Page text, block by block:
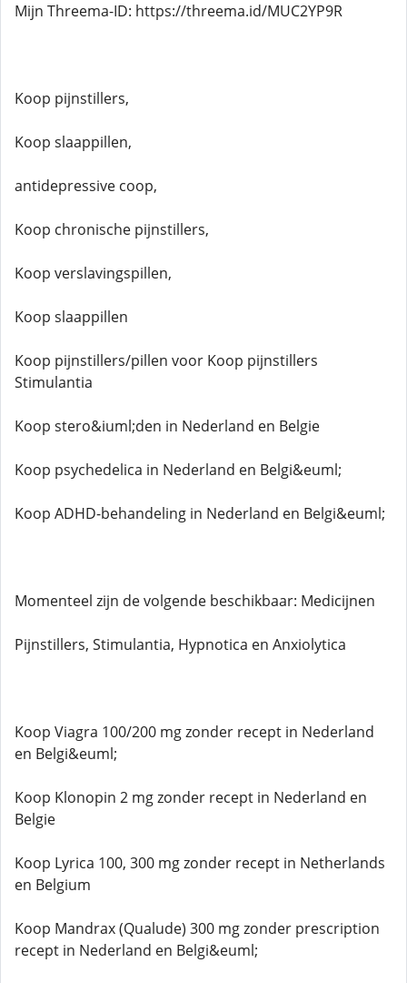
Mijn Threema-ID: https://threema.id/MUC2YP9R
Koop pijnstillers,
Koop slaappillen,
antidepressive coop,
Koop chronische pijnstillers,
Koop verslavingspillen,
Koop slaappillen
Koop pijnstillers/pillen voor Koop pijnstillers
Stimulantia
Koop stero&iuml;den in Nederland en Belgie
Koop psychedelica in Nederland en Belgi&euml;
Koop ADHD-behandeling in Nederland en Belgi&euml;
Momenteel zijn de volgende beschikbaar: Medicijnen
Pijnstillers, Stimulantia, Hypnotica en Anxiolytica
Koop Viagra 100/200 mg zonder recept in Nederland
en Belgi&euml;
Koop Klonopin 2 mg zonder recept in Nederland en
Belgie
Koop Lyrica 100, 300 mg zonder recept in Netherlands
en Belgium
Koop Mandrax (Qualude) 300 mg zonder prescription
recept in Nederland en Belgi&euml;